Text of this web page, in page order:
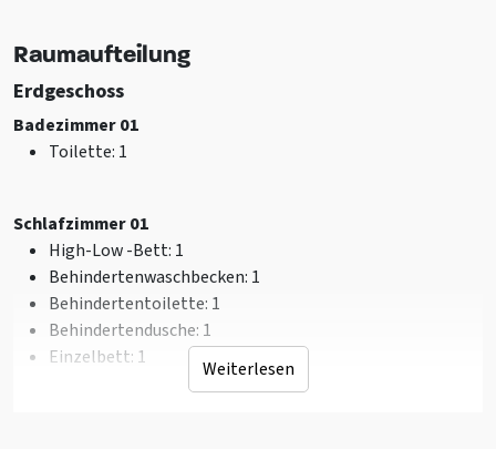
Fahrradständer
Grillnutzung erlaubt
Sportplatz
Trampolin
Toilette: 7
Anzahl badezimmer
Dusche: 6
Einrichtung (Innen)
Sitzecke
Overhead-Bildschirm
Raumaufteilung
Erdgeschoss
Badezimmer 01
Toilette: 1
Schlafzimmer 01
High-Low -Bett: 1
Behindertenwaschbecken: 1
Behindertentoilette: 1
Behindertendusche: 1
Einzelbett: 1 Weiterlesen